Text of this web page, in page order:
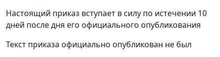
Настоящий приказ вступает в силу по истечении 10
дней после дня его официального опубликования
Текст приказа официально опубликован не был